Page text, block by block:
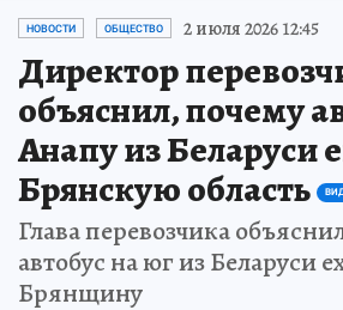
НОВОСТИ ОБЩЕСТВО 2 июля 2026 12:45
Директор
объяснил, почему
Анапу из Беларуси
Брянскую область
Глава перевозчика
автобус на юг из Беларуси
Брянщину